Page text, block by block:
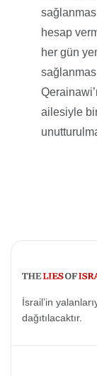
hesap
her gün
ailesiyle
İsrail’in
dağıtılacaktır.